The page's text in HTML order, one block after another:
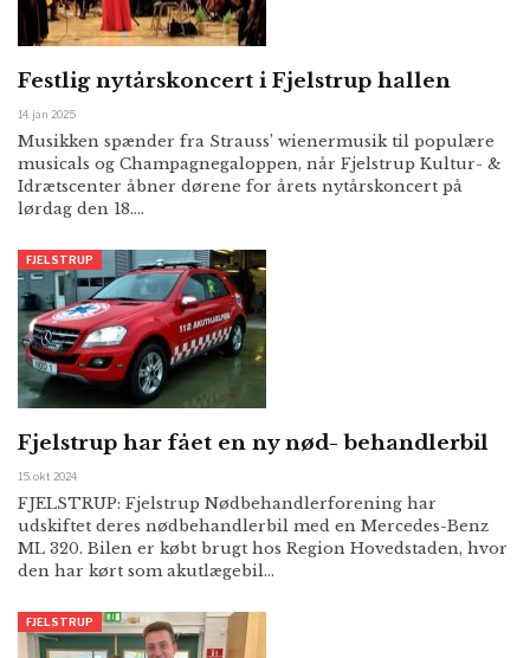
Festlig nytårskoncert i Fjelstrup hallen
14. jan 2025
Musikken spænder fra Strauss’ wienermusik til populære
musicals og Champagnegaloppen, når Fjelstrup Kultur- &
Idrætscenter åbner dørene for årets nytårskoncert på
lørdag den 18.…
FJELSTRUP
Fjelstrup har fået en ny nød- behandlerbil
15. okt 2024
FJELSTRUP: Fjelstrup Nødbehandlerforening har
udskiftet deres nødbehandlerbil med en Mercedes-Benz
ML 320. Bilen er købt brugt hos Region Hovedstaden, hvor
den har kørt som akutlægebil…
FJELSTRUP